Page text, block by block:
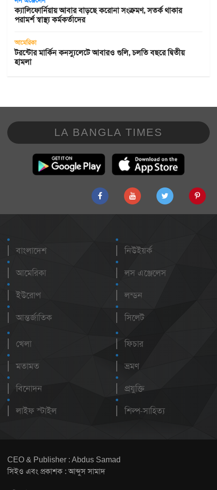
ক্যালিফোর্নিয়ায় আবার বাড়ছে করোনা সংক্রমণ, সতর্ক থাকার
পরামর্শ স্বাস্থ্য কর্মকর্তাদের
আমেরিকা
টরন্টোর মার্কিন কনস্যুলেটে আবারও গুলি, চলতি বছরে দ্বিতীয়
হামলা
LA BANGLA TIMES
বাংলাদেশ
আমেরিকা
ইউরোপ
আন্তর্জাতিক
নিউইয়র্ক
লস এঞ্জেলেস
লন্ডন
সিলেট
খেলা
মতামত
বিনোদন
লাইফ স্টাইল
ফিচার
ভ্রমণ
প্রযুক্তি
শিল্প-সাহিত্য
CEO & Publisher : Abdus Samad
সিইও এবং প্রকাশক : আব্দুস সামাদ